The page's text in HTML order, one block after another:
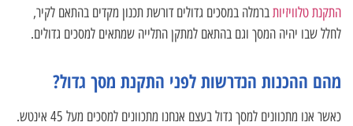
התקנת טלוויזיותברמלה במסכים גדולים דורשת תכנון מקדים בהתאם לקיר,
לחלל שבו יהיה המסך וגם בהתאם למתקן התלייה שמתאים למסכים גדולים.
מהם ההכנות הנדרשות לפני התקנת מסך גדול?
כאשר אנו מתכוונים למסך גדול בעצם אנחנו מתכוונים למסכים מעל 45 אינטש.